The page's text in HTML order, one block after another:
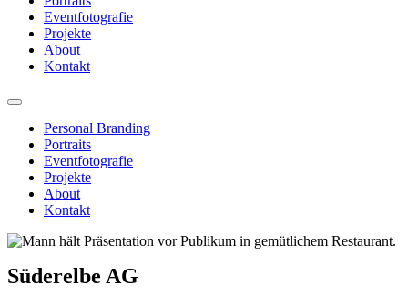
Eventfotografie
Projekte
About
Kontakt
Personal Branding
Portraits
Eventfotografie
Projekte
About
Kontakt
Süderelbe AG